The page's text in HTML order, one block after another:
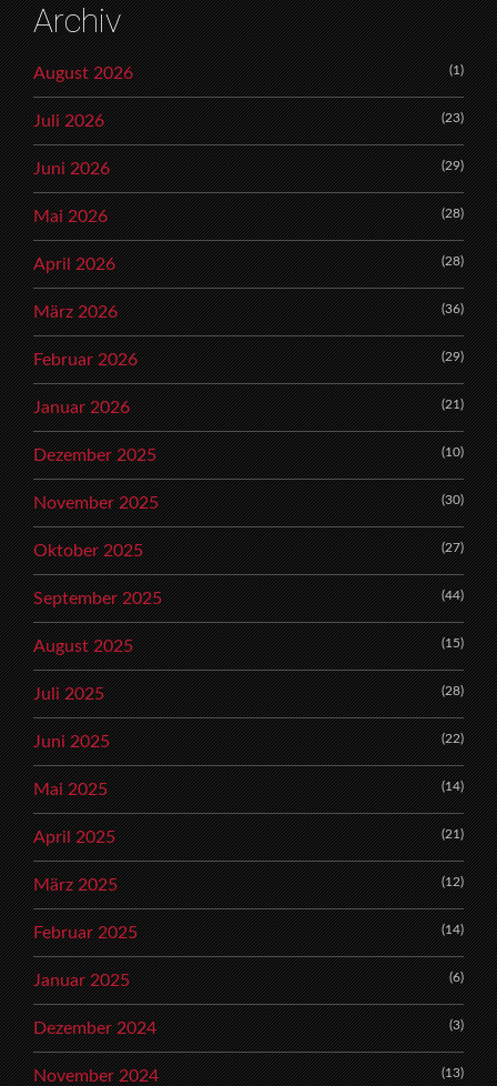
Archiv
August 2026 (1)
Juli 2026 (23)
Juni 2026 (29)
Mai 2026 (28)
April 2026 (28)
März 2026 (36)
Februar 2026 (29)
Januar 2026 (21)
Dezember 2025 (10)
November 2025 (30)
Oktober 2025 (27)
September 2025 (44)
August 2025 (15)
Juli 2025 (28)
Juni 2025 (22)
Mai 2025 (14)
April 2025 (21)
März 2025 (12)
Februar 2025 (14)
Januar 2025 (6)
Dezember 2024 (3)
November 2024 (13)